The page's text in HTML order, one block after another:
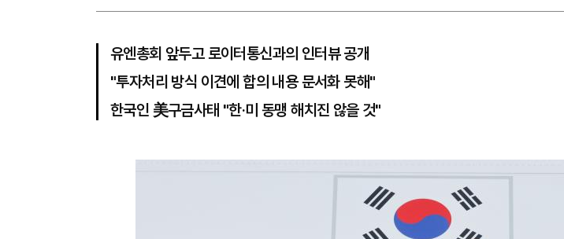
유엔총회 앞두고 로이터통신과의 인터뷰 공개
"투자처리 방식 이견에 합의 내용 문서화 못해"
한국인 美구금사태 "한·미 동맹 해치진 않을 것"